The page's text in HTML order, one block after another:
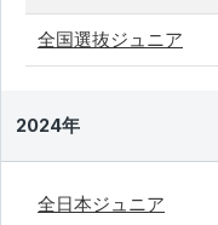
全国選抜ジュニア
2024年
全日本ジュニア